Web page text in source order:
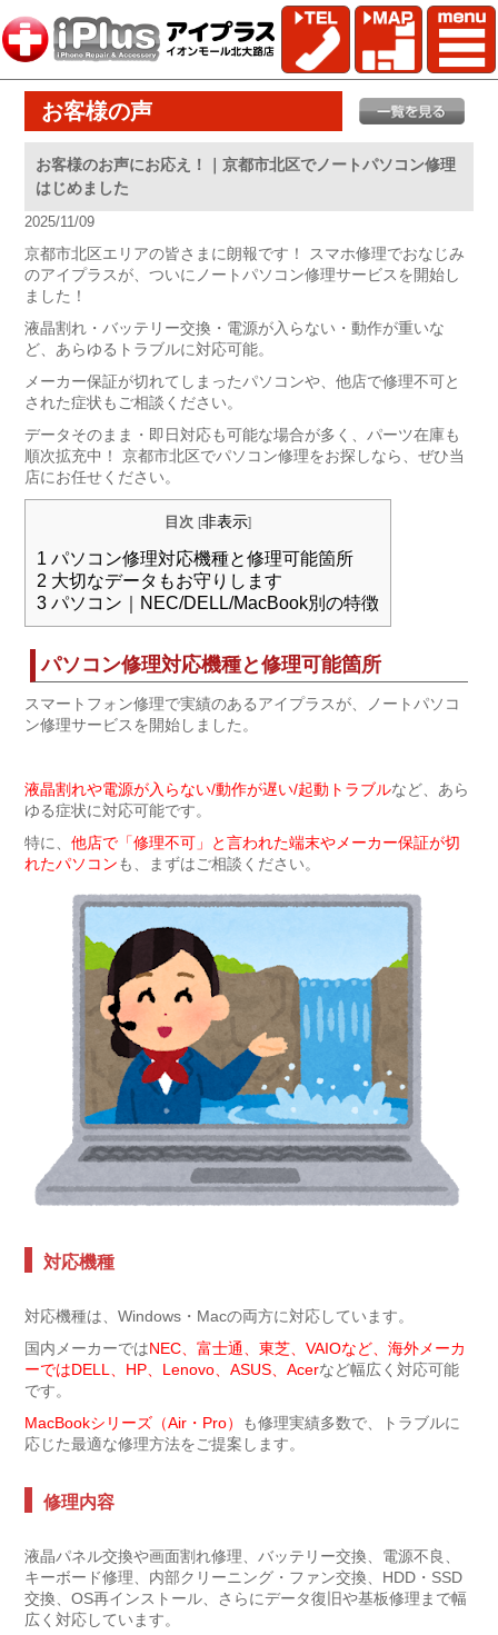
お客様の声
お客様のお声にお応え！｜京都市北区でノートパソコン修理
はじめました
2025/11/09
京都市北区エリアの皆さまに朗報です！ スマホ修理でおなじみ
のアイプラスが、ついにノートパソコン修理サービスを開始し
ました！
液晶割れ・バッテリー交換・電源が入らない・動作が重いな
ど、あらゆるトラブルに対応可能。
メーカー保証が切れてしまったパソコンや、他店で修理不可と
された症状もご相談ください。
データそのまま・即日対応も可能な場合が多く、パーツ在庫も
順次拡充中！ 京都市北区でパソコン修理をお探しなら、ぜひ当
店にお任せください。
目次 [非表示]
1 パソコン修理対応機種と修理可能箇所
2 大切なデータもお守りします
3パソコン｜NEC/DELL/MacBook別の特徴
パソコン修理対応機種と修理可能箇所
スマートフォン修理で実績のあるアイプラスが、ノートパソコ
ン修理サービスを開始しました。
液晶割れや電源が入らない/動作が遅い/起動トラブルなど、あら
ゆる症状に対応可能です。
特に、 他店で「修理不可」と言われた端末やメーカー保証が切
れたパソコンも、まずはご相談ください。
対応機種
対応機種は、Windows・Macの両方に対応しています。
国内メーカーではNEC、富士通、東芝、VAIOなど、海外メーカ
ーではDELL、HP、Lenovo、ASUS、Acerなど幅広く対応可能
です。
MacBookシリーズ（Air・Pro）
も修理実績多数で、トラブルに
応じた最適な修理方法をご提案します。
修理内容
液晶パネル交換や画面割れ修理、バッテリー交換、電源不良、
キーボード修理、内部クリーニング・ファン交換、HDD・SSD
交換、OS再インストール、さらにデータ復旧や基板修理まで幅
広く対応しています。